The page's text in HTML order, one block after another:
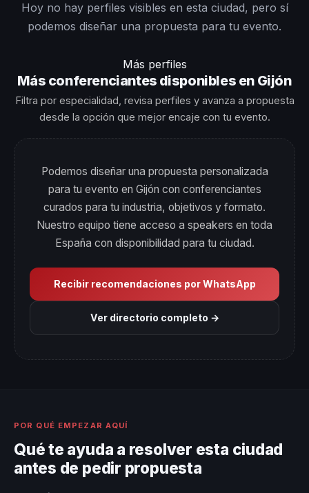
Hoy no hay perfiles visibles en esta ciudad, pero sí
podemos diseñar una propuesta para tu evento.
Más perfiles
Más conferenciantes disponibles en Gijón
Filtra por especialidad, revisa perfiles y avanza a propuesta
desde la opción que mejor encaje con tu evento.
Podemos diseñar una propuesta personalizada
para tu evento en Gijón con conferenciantes
curados para tu industria, objetivos y formato.
Nuestro equipo tiene acceso a speakers en toda
España con disponibilidad para tu ciudad.
Recibir recomendaciones por WhatsApp
Ver directorio completo →
POR QUÉ EMPEZAR AQUÍ
Qué te ayuda a resolver esta ciudad
antes de pedir propuesta